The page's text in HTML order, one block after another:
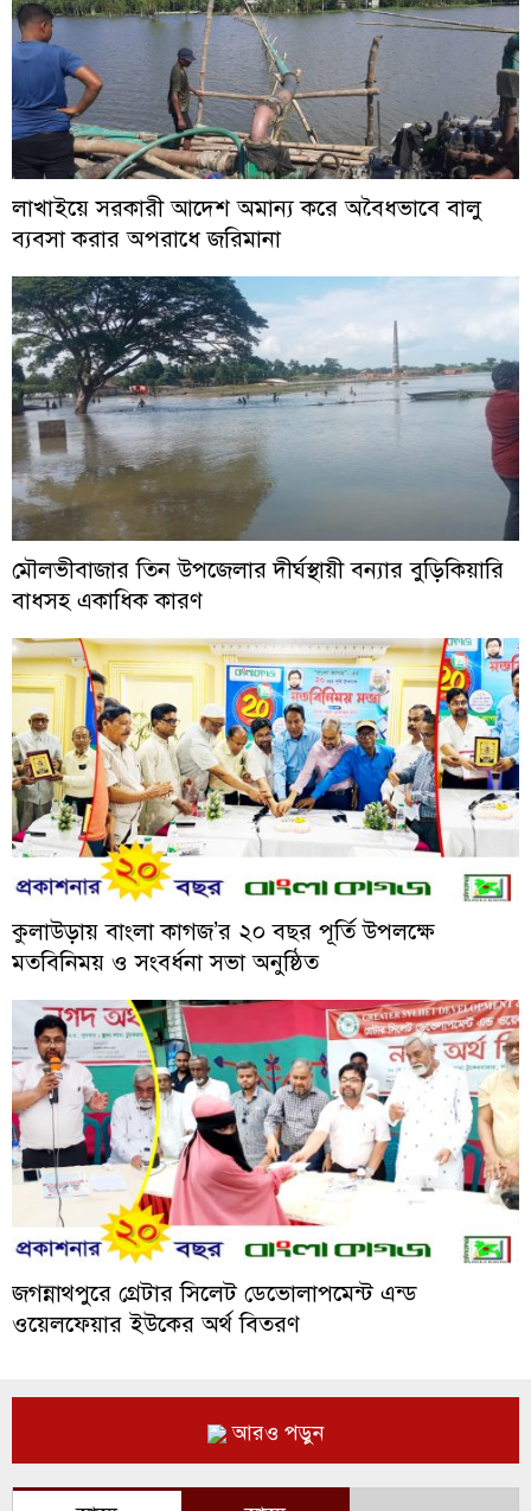
লাখাইয়ে সরকারী আদেশ অমান্য করে অবৈধভাবে বালু
ব্যবসা করার অপরাধে জরিমানা
মৌলভীবাজার তিন উপজেলার দীর্ঘস্থায়ী বন্যার বুড়িকিয়ারি
বাধসহ একাধিক কারণ
কুলাউড়ায় বাংলা কাগজ’র ২০ বছর পূর্তি উপলক্ষে
মতবিনিময় ও সংবর্ধনা সভা অনুষ্ঠিত
জগন্নাথপুরে গ্রেটার সিলেট ডেভোলাপমেন্ট এন্ড
ওয়েলফেয়ার ইউকের অর্থ বিতরণ
আরও পড়ুন